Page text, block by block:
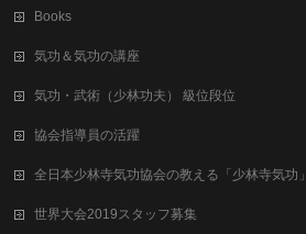
Books
気功＆気功の講座
気功・武術（少林功夫） 級位段位
協会指導員の活躍
全日本少林寺気功協会の教える「少林寺気功」
世界大会2019スタッフ募集